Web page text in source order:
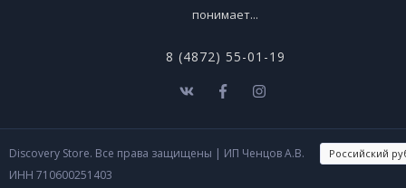
понимает...
8 (4872) 55-01-19
Discovery Store. Все права защищены | ИП Ченцов А.В.
ИНН 710600251403